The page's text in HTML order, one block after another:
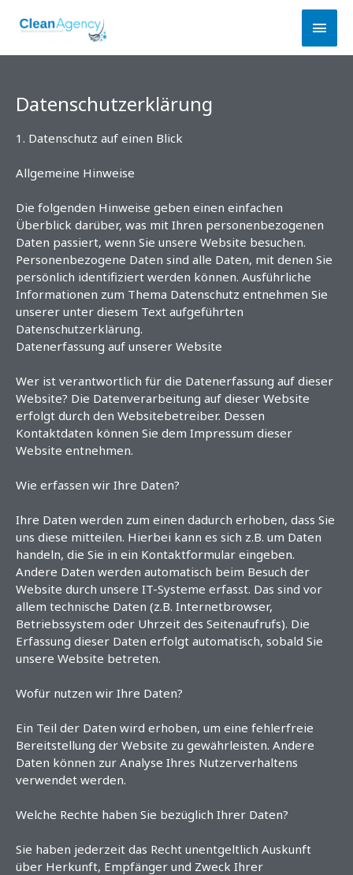
Inhalt
Datenschutzerklärung
1. Datenschutz auf einen Blick
Allgemeine Hinweise
Die folgenden Hinweise geben einen einfachen
Überblick darüber, was mit Ihren personenbezogenen
Daten passiert, wenn Sie unsere Website besuchen.
Personenbezogene Daten sind alle Daten, mit denen Sie
persönlich identifiziert werden können. Ausführliche
Informationen zum Thema Datenschutz entnehmen Sie
unserer unter diesem Text aufgeführten
Datenschutzerklärung.
Datenerfassung auf unserer Website
Wer ist verantwortlich für die Datenerfassung auf dieser
Website? Die Datenverarbeitung auf dieser Website
erfolgt durch den Websitebetreiber. Dessen
Kontaktdaten können Sie dem Impressum dieser
Website entnehmen.
Wie erfassen wir Ihre Daten?
Ihre Daten werden zum einen dadurch erhoben, dass Sie
uns diese mitteilen. Hierbei kann es sich z.B. um Daten
handeln, die Sie in ein Kontaktformular eingeben.
Andere Daten werden automatisch beim Besuch der
Website durch unsere IT-Systeme erfasst. Das sind vor
allem technische Daten (z.B. Internetbrowser,
Betriebssystem oder Uhrzeit des Seitenaufrufs). Die
Erfassung dieser Daten erfolgt automatisch, sobald Sie
unsere Website betreten.
Wofür nutzen wir Ihre Daten?
Ein Teil der Daten wird erhoben, um eine fehlerfreie
Bereitstellung der Website zu gewährleisten. Andere
Daten können zur Analyse Ihres Nutzerverhaltens
verwendet werden.
Welche Rechte haben Sie bezüglich Ihrer Daten?
Sie haben jederzeit das Recht unentgeltlich Auskunft
über Herkunft, Empfänger und Zweck Ihrer